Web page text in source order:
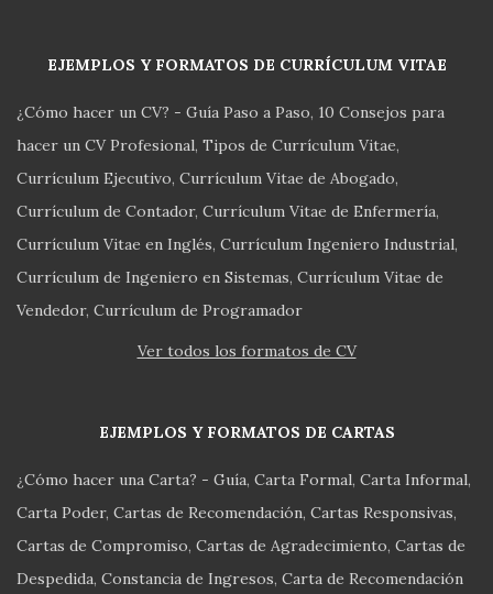
EJEMPLOS Y FORMATOS DE CURRÍCULUM VITAE
¿Cómo hacer un CV? - Guía Paso a Paso 10 Consejos para
hacer un CV Profesional Tipos de Currículum Vitae
Currículum Ejecutivo Currículum Vitae de Abogado
Currículum de Contador Currículum Vitae de Enfermería
Currículum Vitae en Inglés Currículum Ingeniero Industrial
Currículum de Ingeniero en Sistemas Currículum Vitae de
Vendedor Currículum de Programador
Ver todos los formatos de CV
EJEMPLOS Y FORMATOS DE CARTAS
¿Cómo hacer una Carta? - Guía Carta Formal Carta Informal
Carta Poder Cartas de Recomendación Cartas Responsivas
Cartas de Compromiso Cartas de Agradecimiento Cartas de
Despedida Constancia de Ingresos Carta de Recomendación